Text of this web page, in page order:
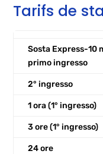
Tarifs de
Sosta Express-10
primo ingresso
2° ingresso
1 ora (1° ingresso)
3 ore (1° ingresso)
24 ore